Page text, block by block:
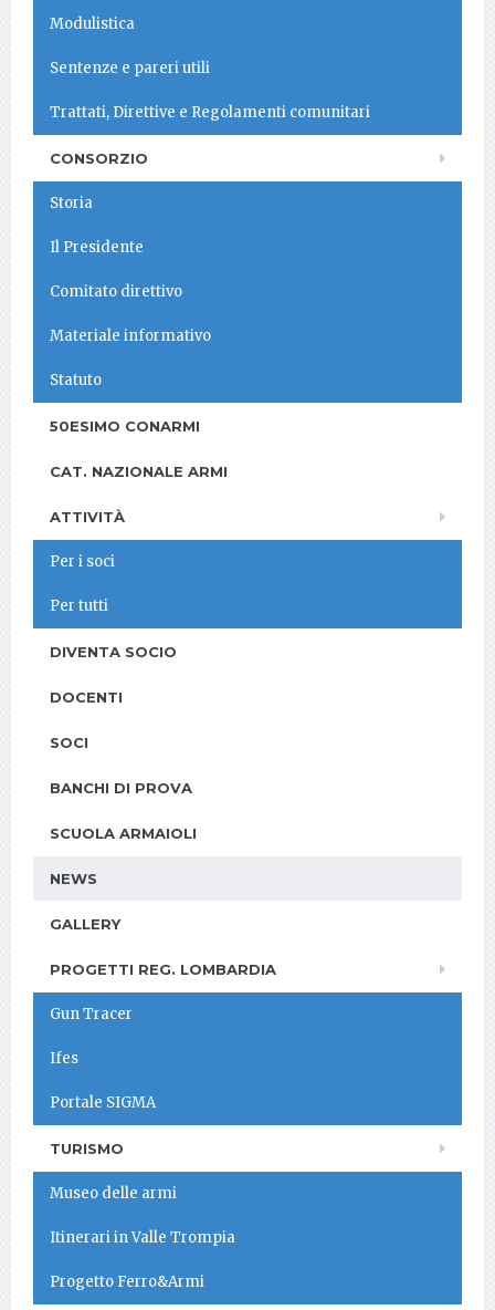
Modulistica
Sentenze e pareri utili
Trattati, Direttive e Regolamenti comunitari
CONSORZIO
Storia
Il Presidente
Comitato direttivo
Materiale informativo
Statuto
50ESIMO CONARMI
CAT. NAZIONALE ARMI
ATTIVITÀ
Per i soci
Per tutti
DIVENTA SOCIO
DOCENTI
SOCI
BANCHI DI PROVA
SCUOLA ARMAIOLI
NEWS
GALLERY
PROGETTI REG. LOMBARDIA
Gun Tracer
Ifes
Portale SIGMA
TURISMO
Museo delle armi
Itinerari in Valle Trompia
Progetto Ferro&Armi